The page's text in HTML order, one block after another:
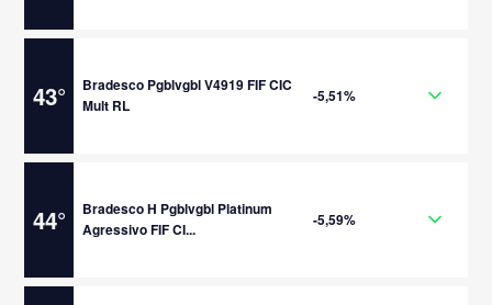
43°
Bradesco Pgblvgbl V4919 FIF CIC
Mult RL
-5,51%
44°
Bradesco H Pgblvgbl Platinum
Agressivo FIF CI...
-5,59%